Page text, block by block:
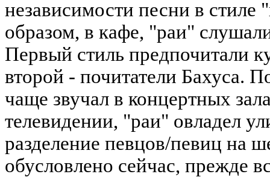
независимости песни в
образом, в кафе, "раи"
Первый стиль предпочитали
второй - почитатели Бахуса.
чаще звучал в концертных
телевидении, "раи" овладел
разделение певцов/певиц на
обусловлено сейчас, прежде